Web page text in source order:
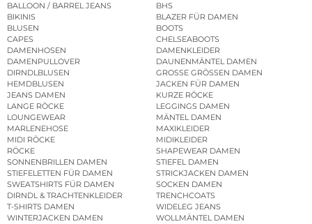
BALLOON / BARREL JEANS
BHS
BIKINIS
BLAZER FÜR DAMEN
BLUSEN
BOOTS
CAPES
CHELSEABOOTS
DAMENHOSEN
DAMENKLEIDER
DAMENPULLOVER
DAUNENMÄNTEL DAMEN
DIRNDLBLUSEN
GROSSE GRÖSSEN DAMEN
HEMDBLUSEN
JACKEN FÜR DAMEN
JEANS DAMEN
KURZE RÖCKE
LANGE RÖCKE
LEGGINGS DAMEN
LOUNGEWEAR
MÄNTEL DAMEN
MARLENEHOSE
MAXIKLEIDER
MIDI RÖCKE
MIDIKLEIDER
RÖCKE
SHAPEWEAR DAMEN
SONNENBRILLEN DAMEN
STIEFEL DAMEN
STIEFELETTEN FÜR DAMEN
STRICKJACKEN DAMEN
SWEATSHIRTS FÜR DAMEN
SOCKEN DAMEN
DIRNDL & TRACHTENKLEIDER
TRENCHCOATS
T-SHIRTS DAMEN
WIDELEG JEANS
WINTERJACKEN DAMEN
WOLLMÄNTEL DAMEN